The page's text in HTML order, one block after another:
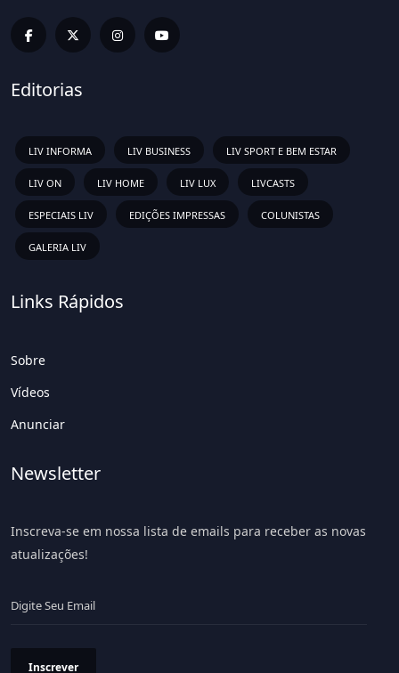
Editorias
LIV INFORMA LIV BUSINESS LIV SPORT E BEM ESTAR
LIV ON LIV HOME LIV LUX LIVCASTS
ESPECIAIS LIV EDIÇÕES IMPRESSAS COLUNISTAS
GALERIA LIV
Links Rápidos
Sobre
Vídeos
Anunciar
Newsletter
Inscreva-se em nossa lista de emails para receber as novas
atualizações!
Inscrever